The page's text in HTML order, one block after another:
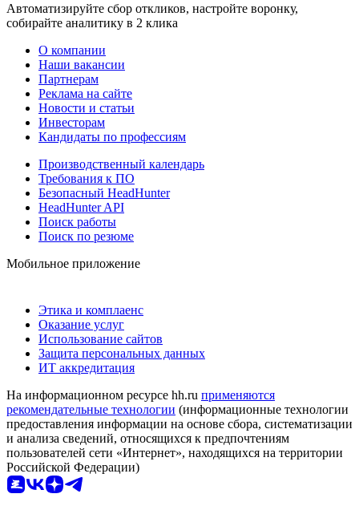
Автоматизируйте сбор откликов, настройте воронку,
собирайте аналитику в 2 клика
О компании
Наши вакансии
Партнерам
Реклама на сайте
Новости и статьи
Инвесторам
Кандидаты по профессиям
Производственный календарь
Требования к ПО
Безопасный HeadHunter
HeadHunter API
Поиск работы
Поиск по резюме
Мобильное приложение
Этика и комплаенс
Оказание услуг
Использование сайтов
Защита персональных данных
ИТ аккредитация
На информационном ресурсе hh.ru применяются
рекомендательные технологии (информационные технологии
предоставления информации на основе сбора, систематизации
и анализа сведений, относящихся к предпочтениям
пользователей сети «Интернет», находящихся на территории
Российской Федерации)